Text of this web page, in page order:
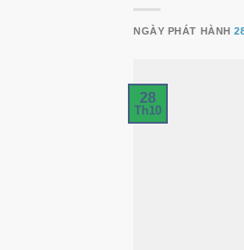
NGÀY PHÁT HÀNH
28
Th10